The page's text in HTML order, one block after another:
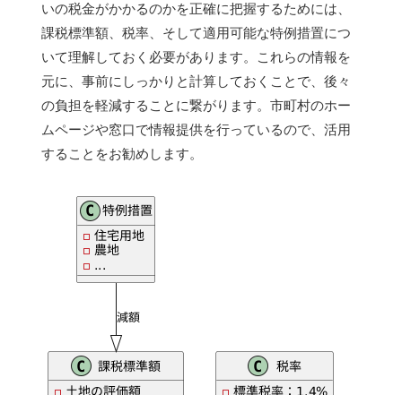
いの税金がかかるのかを正確に把握するためには、
課税標準額、税率、そして適用可能な特例措置につ
いて理解しておく必要があります。これらの情報を
元に、事前にしっかりと計算しておくことで、後々
の負担を軽減することに繋がります。市町村のホー
ムページや窓口で情報提供を行っているので、活用
することをお勧めします。